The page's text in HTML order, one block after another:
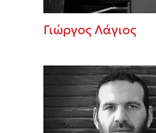
Γιώργος Λάγιος